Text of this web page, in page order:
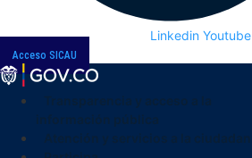
Linkedin Youtube
Acceso SICAU